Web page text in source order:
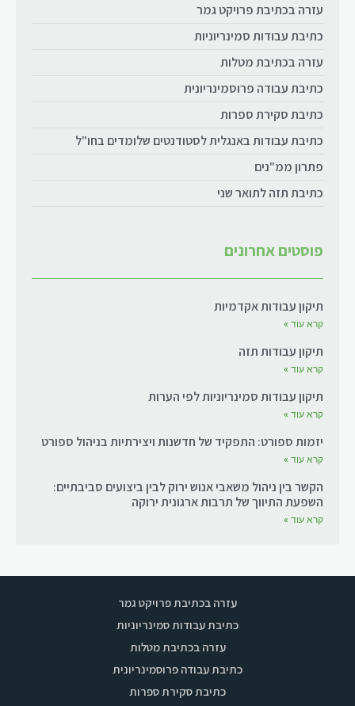
עזרה בכתיבת פרויקט גמר
כתיבת עבודות סמינריוניות
עזרה בכתיבת מטלות
כתיבת עבודה פרוסמינריונית
כתיבת סקירת ספרות
כתיבת עבודות באנגלית לסטודנטים שלומדים בחו"ל
פתרון ממ"נים
כתיבת תזה לתואר שני
פוסטים אחרונים
תיקון עבודות אקדמיות
קרא עוד »
תיקון עבודות תזה
קרא עוד »
תיקון עבודות סמינריוניות לפי הערות
קרא עוד »
יזמות ספורט: התפקיד של חדשנות ויצירתיות בניהול ספורט
קרא עוד »
הקשר בין ניהול משאבי אנוש ירוק לבין ביצועים סביבתיים:
השפעת התיווך של תרבות ארגונית ירוקה
קרא עוד »
עזרה בכתיבת פרויקט גמר
כתיבת עבודות סמינריוניות
עזרה בכתיבת מטלות
כתיבת עבודה פרוסמינריונית
כתיבת סקירת ספרות